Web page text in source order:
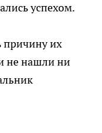
успехом.
причину их
не нашли ни